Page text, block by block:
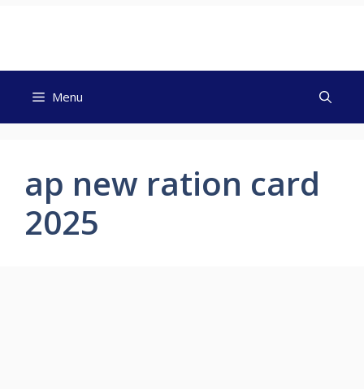
Menu
ap new ration card
2025